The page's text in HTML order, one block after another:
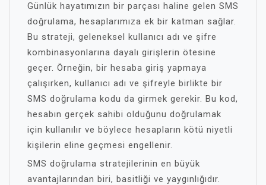
Günlük hayatımızın bir parçası haline gelen SMS
doğrulama, hesaplarımıza ek bir katman sağlar.
Bu strateji, geleneksel kullanıcı adı ve şifre
kombinasyonlarına dayalı girişlerin ötesine
geçer. Örneğin, bir hesaba giriş yapmaya
çalışırken, kullanıcı adı ve şifreyle birlikte bir
SMS doğrulama kodu da girmek gerekir. Bu kod,
hesabın gerçek sahibi olduğunu doğrulamak
için kullanılır ve böylece hesapların kötü niyetli
kişilerin eline geçmesi engellenir.
SMS doğrulama stratejilerinin en büyük
avantajlarından biri, basitliği ve yaygınlığıdır.